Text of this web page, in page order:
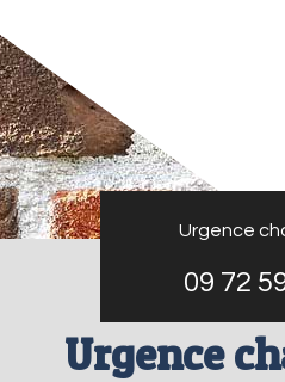
Urgence
09 72
Urgence